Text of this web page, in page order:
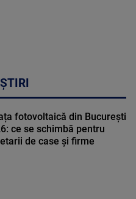
fotovoltaică din București
ce se schimbă pentru
de case și firme